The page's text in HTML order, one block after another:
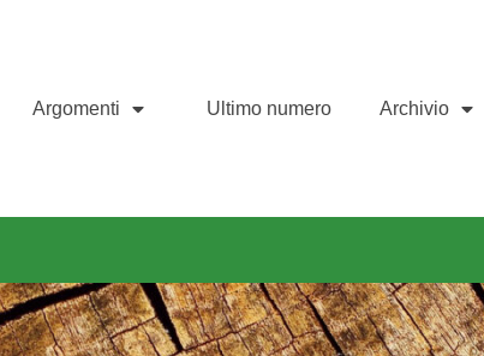
Argomenti Ultimo numero Archivio